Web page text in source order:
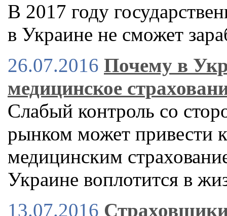
В 2017 году
в Украине не сможет
26.07.2016 Почему в
медицинское
Слабый контроль со
рынком может привести
медицинским
Украине воплотится в
13.07.2016